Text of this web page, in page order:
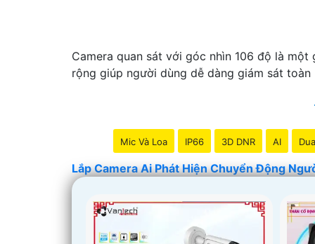
Camera quan sát với góc nhìn 106 độ là
rộng giúp người dùng dễ dàng giám sát
Mic Và Loa IP66 3D DNR AI
Lắp Camera Ai Phát Hiện Chuyển Động